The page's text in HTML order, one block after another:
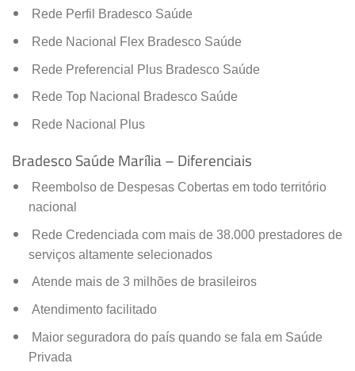
Rede Perfil Bradesco Saúde
Rede Nacional Flex Bradesco Saúde
Rede Preferencial Plus Bradesco Saúde
Rede Top Nacional Bradesco Saúde
Rede Nacional Plus
Bradesco Saúde Marília – Diferenciais
Reembolso de Despesas Cobertas em todo território
nacional
Rede Credenciada com mais de 38.000 prestadores de
serviços altamente selecionados
Atende mais de 3 milhões de brasileiros
Atendimento facilitado
Maior seguradora do país quando se fala em Saúde
Privada